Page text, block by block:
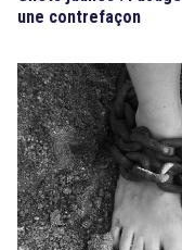
une contrefaçon